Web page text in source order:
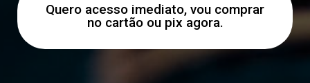
Quero acesso imediato, vou comprar
no cartão ou pix agora.